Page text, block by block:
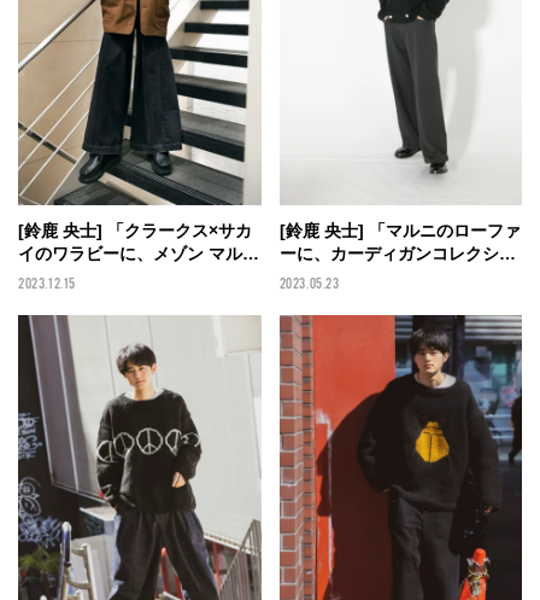
[鈴鹿 央士] 「クラークス×サカ
イのワラビーに、メゾン マルジ
ェラのワイドデニムを合わせ
の気分！」【メンズノンノモデ
ルの私服スナップ】
2023.12.15
[鈴鹿 央士] 「マルニのローファ
ーに、カーディガンコレクショ
ンの中からお気に入りの一着を
モデルの私服スナップ】
2023.05.23